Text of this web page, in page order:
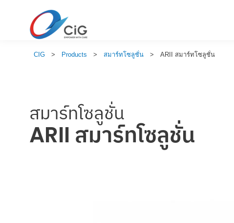
CIG > Products > สมาร์ทโซลูชั่น > ARII สมาร์ทโซลูชั่น
สมาร์ทโซลูชั่น
ARII สมาร์ทโซลูชั่น